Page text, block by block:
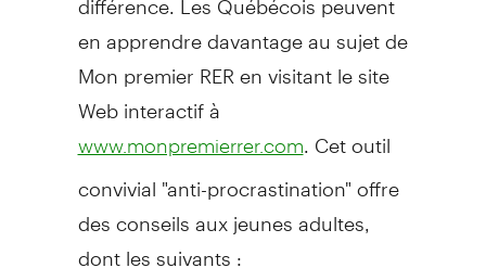
en apprendre davantage au sujet de
Mon premier RER en visitant le site
Web interactif à
www.monpremierrer.com . Cet outil
convivial "anti-procrastination" offre
des conseils aux jeunes adultes,
dont les suivants :